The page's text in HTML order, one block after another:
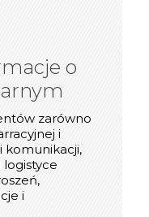
o
zarówno
i
komunikacji,
i
transmisji
Cisco
możliwości
Klientów
z
Miro,